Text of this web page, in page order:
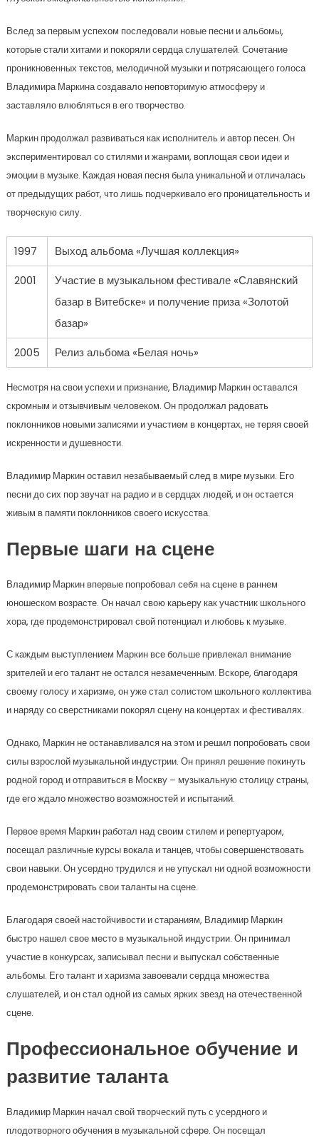
Вслед за первым успехом последовали новые песни и альбомы,
которые стали хитами и покоряли сердца слушателей. Сочетание
проникновенных текстов, мелодичной музыки и потрясающего голоса
Владимира Маркина создавало неповторимую атмосферу и
заставляло влюбляться в его творчество.
Маркин продолжал развиваться как исполнитель и автор песен. Он
экспериментировал со стилями и жанрами, воплощая свои идеи и
эмоции в музыке. Каждая новая песня была уникальной и отличалась
от предыдущих работ, что лишь подчеркивало его проницательность и
творческую силу.
1997
Выход альбома «Лучшая коллекция»
2001
Участие в музыкальном фестивале «Славянский
базар в Витебске» и получение приза «Золотой
базар»
2005
Релиз альбома «Белая ночь»
Несмотря на свои успехи и признание, Владимир Маркин оставался
скромным и отзывчивым человеком. Он продолжал радовать
поклонников новыми записями и участием в концертах, не теряя своей
искренности и душевности.
Владимир Маркин оставил незабываемый след в мире музыки. Его
песни до сих пор звучат на радио и в сердцах людей, и он остается
живым в памяти поклонников своего искусства.
Первые шаги на сцене
Владимир Маркин впервые попробовал себя на сцене в раннем
юношеском возрасте. Он начал свою карьеру как участник школьного
хора, где продемонстрировал свой потенциал и любовь к музыке.
С каждым выступлением Маркин все больше привлекал внимание
зрителей и его талант не остался незамеченным. Вскоре, благодаря
своему голосу и харизме, он уже стал солистом школьного коллектива
и наряду со сверстниками покорял сцену на концертах и фестивалях.
Однако, Маркин не останавливался на этом и решил попробовать свои
силы взрослой музыкальной индустрии. Он принял решение покинуть
родной город и отправиться в Москву – музыкальную столицу страны,
где его ждало множество возможностей и испытаний.
Первое время Маркин работал над своим стилем и репертуаром,
посещал различные курсы вокала и танцев, чтобы совершенствовать
свои навыки. Он усердно трудился и не упускал ни одной возможности
продемонстрировать свои таланты на сцене.
Благодаря своей настойчивости и стараниям, Владимир Маркин
быстро нашел свое место в музыкальной индустрии. Он принимал
участие в конкурсах, записывал песни и выпускал собственные
альбомы. Его талант и харизма завоевали сердца множества
слушателей, и он стал одной из самых ярких звезд на отечественной
сцене.
Профессиональное обучение и
развитие таланта
Владимир Маркин начал свой творческий путь с усердного и
плодотворного обучения в музыкальной сфере. Он посещал